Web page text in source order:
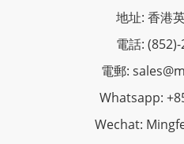
地址: 香港
電話:
電郵:
Whatsapp:
Wechat: